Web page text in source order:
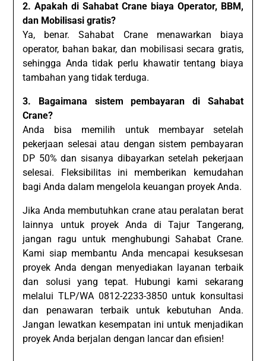
2. Apakah di Sahabat Crane biaya Operator, BBM,
dan Mobilisasi gratis?
Ya, benar. Sahabat Crane menawarkan biaya
operator, bahan bakar, dan mobilisasi secara gratis,
sehingga Anda tidak perlu khawatir tentang biaya
tambahan yang tidak terduga.
3. Bagaimana sistem pembayaran di Sahabat
Crane?
Anda bisa memilih untuk membayar setelah
pekerjaan selesai atau dengan sistem pembayaran
DP 50% dan sisanya dibayarkan setelah pekerjaan
selesai. Fleksibilitas ini memberikan kemudahan
bagi Anda dalam mengelola keuangan proyek Anda.
Jika Anda membutuhkan crane atau peralatan berat
lainnya untuk proyek Anda di Tajur Tangerang,
jangan ragu untuk menghubungi Sahabat Crane.
Kami siap membantu Anda mencapai kesuksesan
proyek Anda dengan menyediakan layanan terbaik
dan solusi yang tepat. Hubungi kami sekarang
melalui TLP/WA 0812-2233-3850 untuk konsultasi
dan penawaran terbaik untuk kebutuhan Anda.
Jangan lewatkan kesempatan ini untuk menjadikan
proyek Anda berjalan dengan lancar dan efisien!